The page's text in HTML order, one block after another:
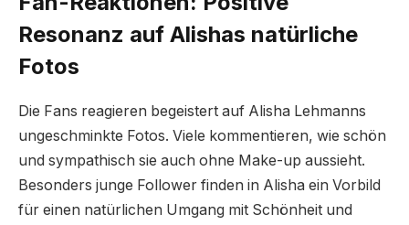
Resonanz auf Alishas natürliche
Fotos
Die Fans reagieren begeistert auf Alisha Lehmanns
ungeschminkte Fotos. Viele kommentieren, wie schön
und sympathisch sie auch ohne Make-up aussieht.
Besonders junge Follower finden in Alisha ein Vorbild
für einen natürlichen Umgang mit Schönheit und